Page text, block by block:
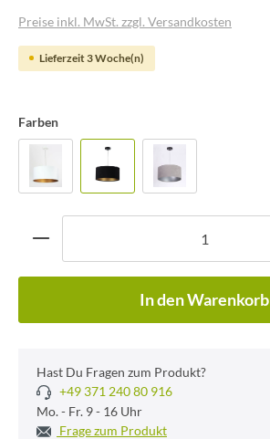
Preise inkl. MwSt. zzgl. Versandkosten
Lieferzeit 3 Woche(n)
Farben
In den Warenkorb
Hast Du Fragen zum Produkt?
+49 371 240 80 916
Mo. - Fr. 9 - 16 Uhr
Frage zum Produkt